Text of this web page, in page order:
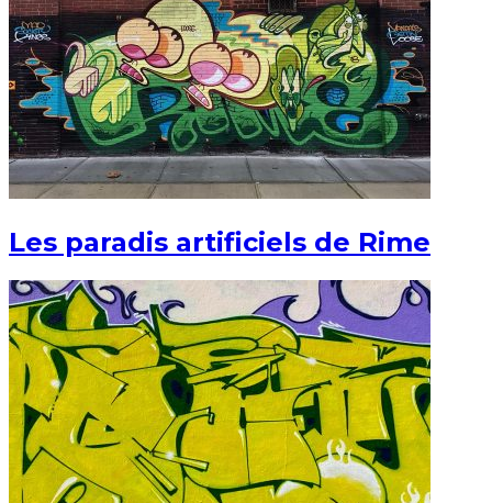
Les paradis artificiels de Rime